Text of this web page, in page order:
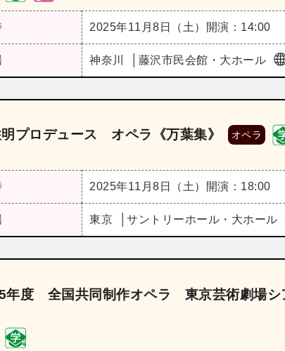
2025年11月8日（土） 開演：14:00
神奈川 藤沢市民会館・大ホール
プロデュース オペラ《万葉集》 オペラ
2025年11月8日（土） 開演：18:00
東京 サントリーホール・大ホール
年度 全国共同制作オペラ 東京芸術劇場シ